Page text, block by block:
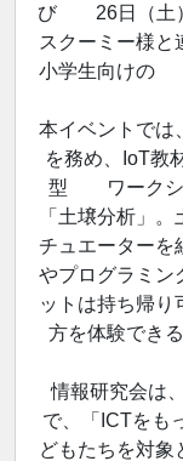
び 26日（土）
スクーミー様と
小学生向けの
本イベントでは
を務め、IoT教
型 ワークシ
「土壌分析」
チュエーターを
やプログラミン
ットは持ち帰
方を体験でき
情報研究会は
で、「ICTをも
どもたちを対象